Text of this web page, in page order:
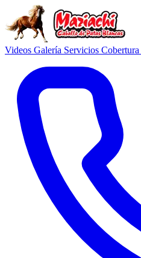
Videos Galería Servicios Cobertura